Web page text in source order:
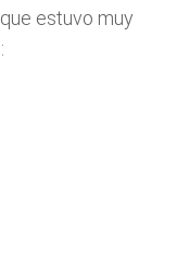
estuvo muy